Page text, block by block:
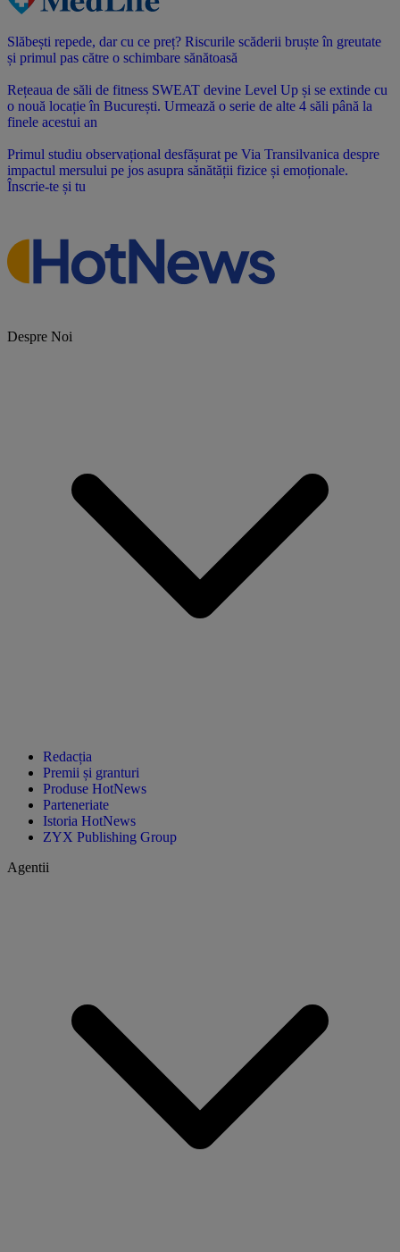
Slăbești repede, dar cu ce preț? Riscurile scăderii bruște în greutate
și primul pas către o schimbare sănătoasă
Rețeaua de săli de fitness SWEAT devine Level Up și se extinde cu
o nouă locație în București. Urmează o serie de alte 4 săli până la
finele acestui an
Primul studiu observațional desfășurat pe Via Transilvanica despre
impactul mersului pe jos asupra sănătății fizice și emoționale.
Înscrie-te și tu
Despre Noi
Redacția
Premii și granturi
Produse HotNews
Parteneriate
Istoria HotNews
ZYX Publishing Group
Agentii